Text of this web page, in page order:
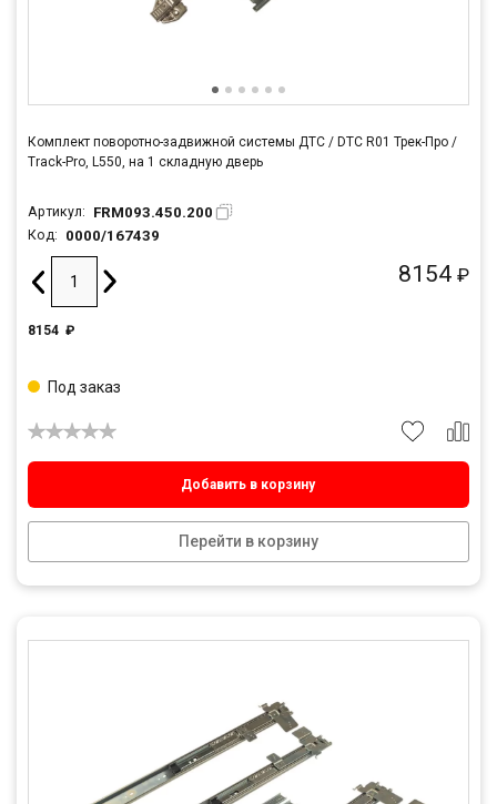
Комплект поворотно-задвижной системы ДТС / DTC R01 Трек-Про /
Track-Pro, L550, на 1 складную дверь
Артикул: FRM093.450.200
Код: 0000/167439
8154 ₽
8154 ₽
Добавить в корзину
Перейти в корзину
Под заказ